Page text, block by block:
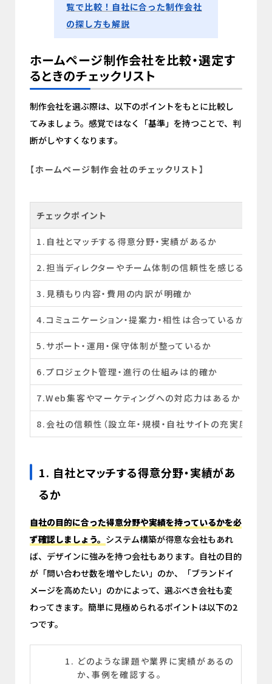
覧で比較！自社に合った制作会社
の探し方も解説
ホームページ制作会社を比較・選定す
るときのチェックリスト
制作会社を選ぶ際は、以下のポイントをもとに比較し
てみましょう。感覚ではなく「基準」を持つことで、判
断がしやすくなります。
【ホームページ制作会社のチェックリスト】
チェックポイント
1.自社とマッチする得意分野・実績があるか
2.担当ディレクターやチーム体制の信頼性を感じるか
3.見積もり内容・費用の内訳が明確か
4.コミュニケーション・提案力・相性は合っているか
5.サポート・運用・保守体制が整っているか
6.プロジェクト管理・進行の仕組みは的確か
7.Web集客やマーケティングへの対応力はあるか
8.会社の信頼性（設立年・規模・自社サイトの充実度等）
1. 自社とマッチする得意分野・実績があ
るか
自社の目的に合った得意分野や実績を持っているかを必
ず確認しましょう。 システム構築が得意な会社もあれ
ば、デザインに強みを持つ会社もあります。自社の目的
が「問い合わせ数を増やしたい」のか、「ブランドイ
メージを高めたい」のかによって、選ぶべき会社も変
わってきます。簡単に見極められるポイントは以下の2
つです。
どのような課題や業界に実績があるの
か、事例を確認する。